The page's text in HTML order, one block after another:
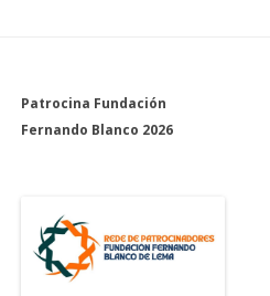
Patrocina Fundación
Fernando Blanco 2026